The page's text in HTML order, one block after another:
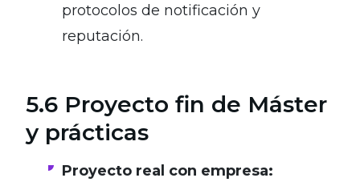
protocolos de notificación y
reputación.
5.6 Proyecto fin de Máster
y prácticas
Proyecto real con empresa: